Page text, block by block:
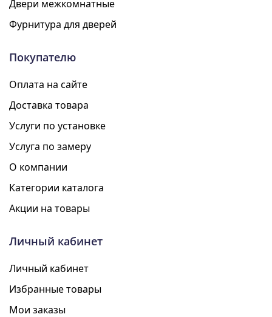
Двери межкомнатные
Фурнитура для дверей
Покупателю
Оплата на сайте
Доставка товара
Услуги по установке
Услуга по замеру
О компании
Категории каталога
Акции на товары
Личный кабинет
Личный кабинет
Избранные товары
Мои заказы